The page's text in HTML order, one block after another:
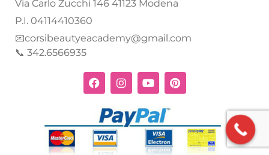
Via Carlo Zucchi 146 41123 Modena
P.I. 04114410360
📧corsibeautyeacademy@gmail.com
📞 342.6566935